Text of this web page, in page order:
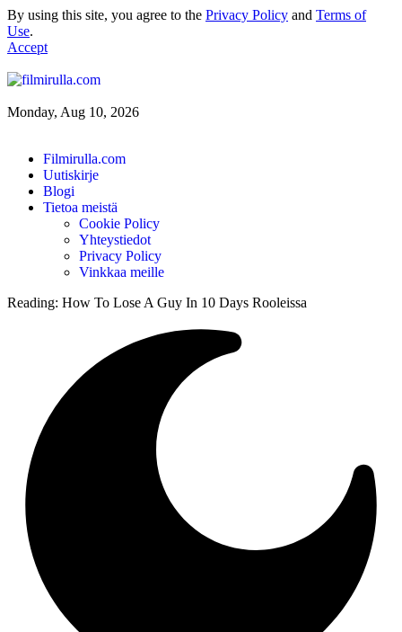
By using this site, you agree to the Privacy Policy and Terms of
Use.
Accept
Monday, Aug 10, 2026
Filmirulla.com
Uutiskirje
Blogi
Tietoa meistä
Cookie Policy
Yhteystiedot
Privacy Policy
Vinkkaa meille
Reading: How To Lose A Guy In 10 Days Rooleissa